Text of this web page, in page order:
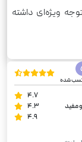
ویژه‌ای داشته
کسب شده
4.7
مفید
4.3
4.9